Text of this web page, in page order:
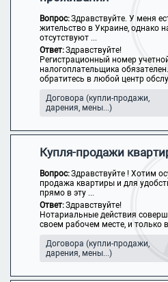
Вопрос:Здравствуйте. У меня
жительство в Украине, однако
отсутствуют ...
Ответ:Здравствуйте!
Регистрационный номер
налогоплательщика
обратитесь в любой центр
Договора (купли-продажи,
дарения, мены...)
Купля-продажи
Вопрос:Здравствуйте ! Хотим
продажа квартиры и для
прямо в эту ...
Ответ:Здравствуйте!
Нотариальные действия
своем рабочем месте, и только
Договора (купли-продажи,
дарения, мены...)